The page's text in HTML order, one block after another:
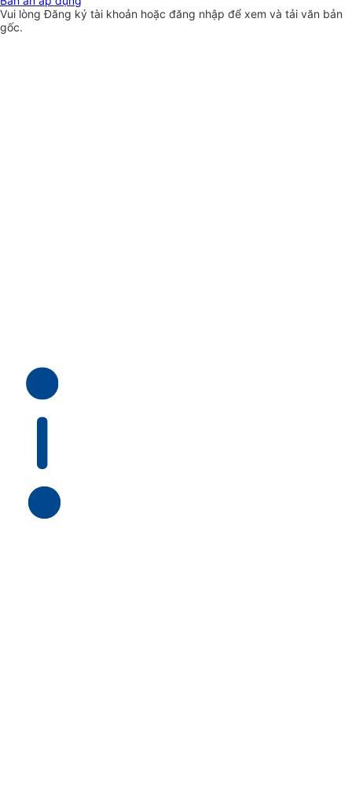
Vui lòngĐăng ký tài khoản hoặc đăng nhập để xem và tải văn bản
gốc.